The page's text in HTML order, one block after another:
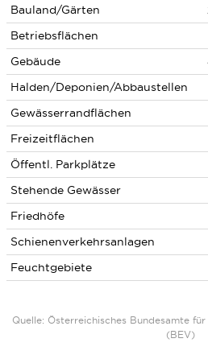
Bauland/Gärten
Betriebsflächen
Gebäude
Halden/Deponien/Abbaustellen
Gewässerrandflächen
Freizeitflächen
Öffentl. Parkplätze
Stehende Gewässer
Friedhöfe
Schienenverkehrsanlagen
Feuchtgebiete
Quelle: Österreichisches Bundesamte
(BEV)